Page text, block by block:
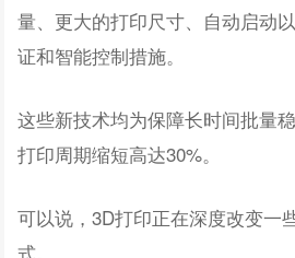
量、更大的打印尺寸、自动启动
证和智能控制措施。
这些新技术均为保障长时间批量
打印周期缩短高达30%。
可以说，3D打印正在深度改变一
式。